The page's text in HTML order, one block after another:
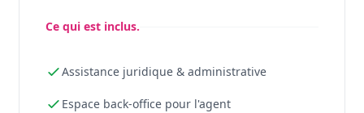
Ce qui est inclus.
Assistance juridique & administrative
Espace back-office pour l'agent